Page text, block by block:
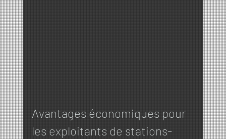
Avantages économiques pour
les exploitants de stations-